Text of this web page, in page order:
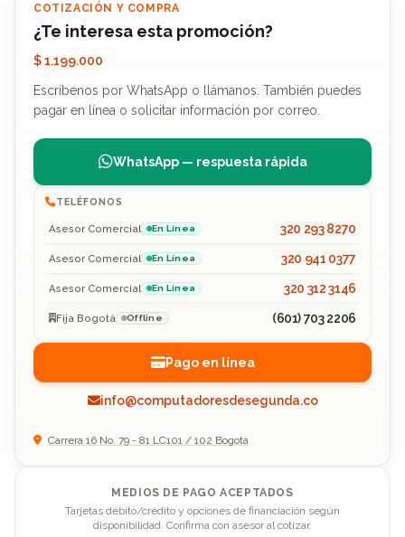
COTIZACIÓN Y COMPRA
¿Te interesa esta promoción?
$ 1.199.000
Escríbenos por WhatsApp o llámanos. También puedes
pagar en línea o solicitar información por correo.
WhatsApp — respuesta rápida
TELÉFONOS
Asesor Comercial En Línea 320 293 8270
Asesor Comercial En Línea 320 941 0377
Asesor Comercial En Línea 320 312 3146
Fija Bogotá Offline (601) 703 2206
Pago en línea
info@computadoresdesegunda.co
Carrera 16 No. 79 - 81 LC101 / 102 Bogotá
MEDIOS DE PAGO ACEPTADOS
Tarjetas débito/crédito y opciones de financiación según
disponibilidad. Confirma con asesor al cotizar.